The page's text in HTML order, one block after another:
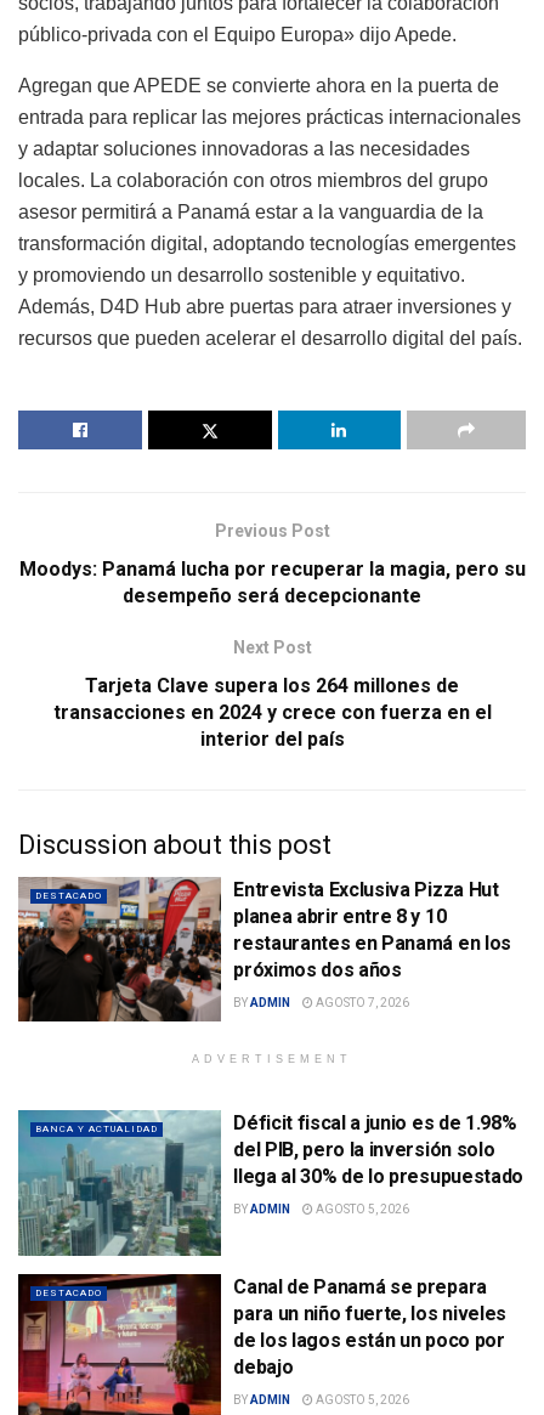
público-privada con el Equipo Europa» dijo Apede.
Agregan que APEDE se convierte ahora en la puerta de
entrada para replicar las mejores prácticas internacionales
y adaptar soluciones innovadoras a las necesidades
locales. La colaboración con otros miembros del grupo
asesor permitirá a Panamá estar a la vanguardia de la
transformación digital, adoptando tecnologías emergentes
y promoviendo un desarrollo sostenible y equitativo.
Además, D4D Hub abre puertas para atraer inversiones y
recursos que pueden acelerar el desarrollo digital del país.
Previous Post
Moodys: Panamá lucha por recuperar la magia, pero su
desempeño será decepcionante
Next Post
Tarjeta Clave supera los 264 millones de
transacciones en 2024 y crece con fuerza en el
interior del país
Discussion about this post
DESTACADO
Entrevista Exclusiva Pizza Hut
planea abrir entre 8 y 10
restaurantes en Panamá en los
próximos dos años
BYADMIN AGOSTO 7, 2026
ADVERTISEMENT
BANCA Y ACTUALIDAD
Déficit fiscal a junio es de 1.98%
del PIB, pero la inversión solo
llega al 30% de lo presupuestado
BYADMIN AGOSTO 5, 2026
DESTACADO
Canal de Panamá se prepara
para un niño fuerte, los niveles
de los lagos están un poco por
debajo
BYADMIN AGOSTO 5, 2026